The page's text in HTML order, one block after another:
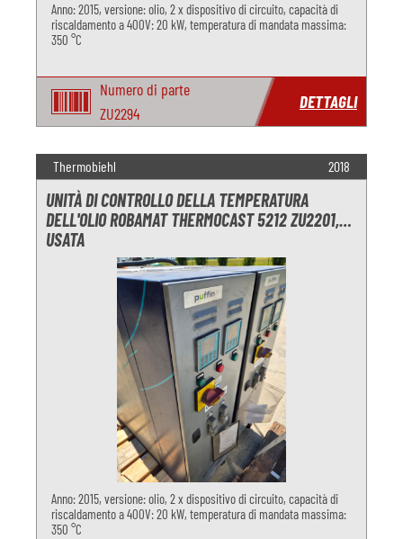
Anno: 2015, versione: olio, 2 x dispositivo di circuito, capacità di
riscaldamento a 400V: 20 kW, temperatura di mandata massima:
350 °C
Numero di parte
ZU2294
DETTAGLI
Thermobiehl 2018
UNITÀ DI CONTROLLO DELLA TEMPERATURA
DELL'OLIO ROBAMAT THERMOCAST 5212 ZU2201,
USATA
Anno: 2015, versione: olio, 2 x dispositivo di circuito, capacità di
riscaldamento a 400V: 20 kW, temperatura di mandata massima:
350 °C